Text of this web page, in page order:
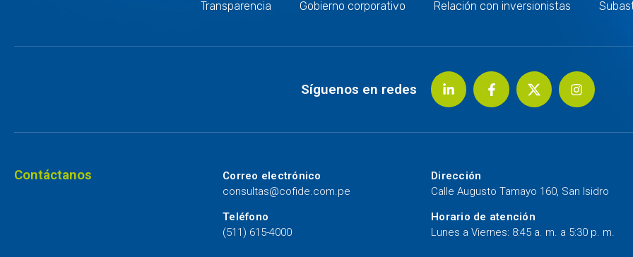
Transparencia Gobierno corporativo Relación con inversionistas
Síguenos en redes
Contáctanos
Correo electrónico
consultas@cofide.com.pe
Teléfono
(511) 615-4000
Dirección
Calle Augusto Tamayo 160, San Isidro
Horario de atención
Lunes a Viernes: 8:45 a. m. a 5:30 p. m.